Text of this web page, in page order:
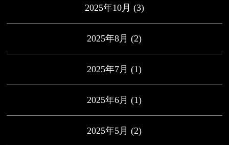
2025年10月 (3)
2025年8月 (2)
2025年7月 (1)
2025年6月 (1)
2025年5月 (2)